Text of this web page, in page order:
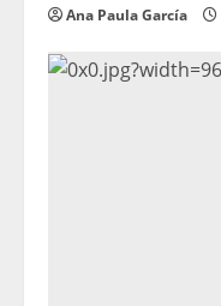
Ana Paula García